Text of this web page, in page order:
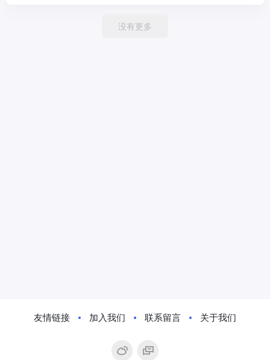
没有更多
友情链接 加入我们 联系留言 关于我们